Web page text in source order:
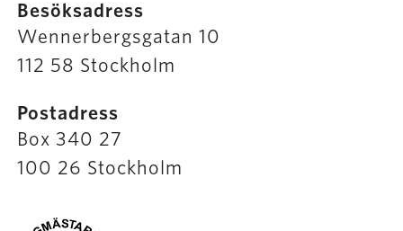
Besöksadress
Wennerbergsgatan 10
112 58 Stockholm
Postadress
Box 340 27
100 26 Stockholm